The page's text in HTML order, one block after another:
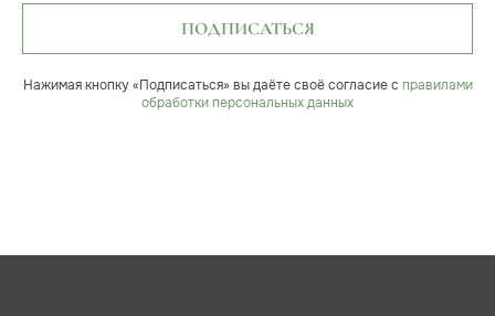
ПОДПИСАТЬСЯ
Нажимая кнопку «Подписаться» вы даёте своё согласие с правилами
обработки персональных данных